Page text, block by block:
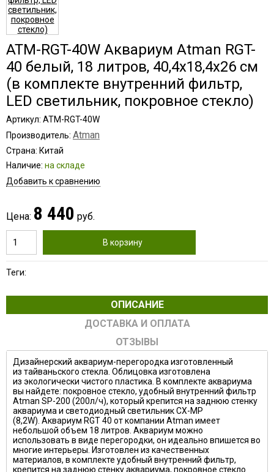
ATM-RGT-40W Аквариум Atman RGT-
40 белый, 18 литров, 40,4х18,4х26 см
(в комплекте внутренний фильтр,
LED светильник, покровное стекло)
Артикул: ATM-RGT-40W
Производитель: Atman
Страна: Китай
Наличие: на складе
Добавить к сравнению
Цена: 8 440 руб.
В корзину
Теги:
ОПИСАНИЕ
ДОСТАВКА И ОПЛАТА
ОТЗЫВЫ
Дизайнерский аквариум-перегородка изготовленный
из тайваньского стекла. Облицовка изготовлена
из экологически чистого пластика. В комплекте аквариума
вы найдете: покровное стекло, удобный внутренний фильтр
Atman SP-200 (200л/ч), который крепится на заднюю стенку
аквариума и светодиодный светильник CX-MP
(8,2W). Аквариум RGT 40 от компании Atman имеет
небольшой объем 18 литров. Аквариум можно
использовать в виде перегородки, он идеально впишется во
многие интерьеры. Изготовлен из качественных
материалов, в комплекте удобный внутренний фильтр,
крепится на заднюю стенку аквариума, покровное стекло